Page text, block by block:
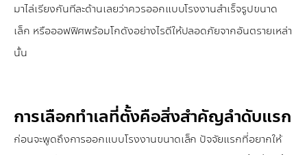
มาไล่เรียงกันทีละด้านเลยว่าควรออกแบบโรงงานสำเร็จรูปขนาด
เล็ก หรือออฟฟิศพร้อมโกดังอย่างไรดีให้ปลอดภัยจากอันตรายเหล่า
นั้น
การเลือกทำเลที่ตั้งคือสิ่งสำคัญลำดับแรก
ก่อนจะพูดถึงการออกแบบโรงงานขนาดเล็ก ปัจจัยแรกที่อยากให้